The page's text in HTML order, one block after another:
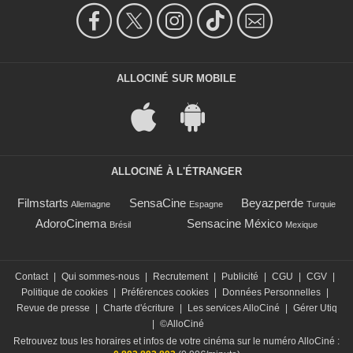
ALLOCINÉ SUR MOBILE
ALLOCINÉ À L'ÉTRANGER
Filmstarts Allemagne SensaCine Espagne Beyazperde Turquie
AdoroCinema Brésil Sensacine México Mexique
Contact Qui sommes-nous Recrutement Publicité CGU CGV
Politique de cookies
Préférences cookies Données Personnelles
Revue de presse
Charte d'écriture Les services AlloCiné
Gérer Utiq
©AlloCiné
Retrouvez tous les horaires et infos de votre cinéma sur le numéro AlloCiné :